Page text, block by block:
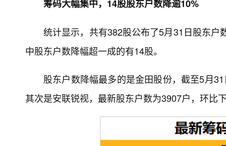
筹码大幅集中，14股股东户数降逾10%
统计显示，共有382股公布了5月31日股东
中股东户数降幅超一成的有14股。
股东户数降幅最多的是金田股份，截至5月
其次是安联锐视，最新股东户数为3907户，环比